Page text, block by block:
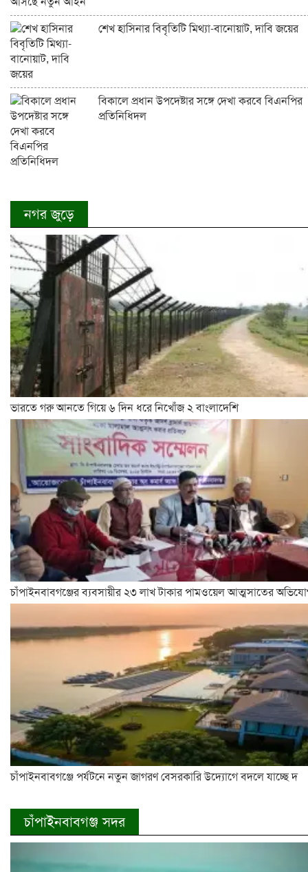
শেখ হাসিনার বিবৃতিটি মিথ্যা-বানোয়াট, দাবি জয়ের
বিকালে প্রধান উপদেষ্টার সঙ্গে দেখা করবে বিএনপির
প্রতিনিধিদল
নগর জুড়ে
ভারতে গরু আনতে গিয়ে ৬ দিন ধরে নিখোঁজ ২ বাংলাদেশি
চাঁপাইনবাবগঞ্জের ব্যবসায়ীর ২৩ লাখ টাকার পামওয়েল আত্মসাতের
চাঁপাইনবাবগঞ্জে পর্যটনে নতুন জাগরণ বেসরকারি উদ্যোগে বদলে যাচ্ছে দ
চাঁপাইনবাবগঞ্জ সদর